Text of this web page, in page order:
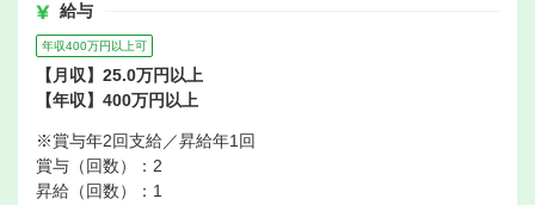
給与
年収400万円以上可
【月収】25.0万円以上
【年収】400万円以上
※賞与年2回支給／昇給年1回
賞与（回数）：2
昇給（回数）：1